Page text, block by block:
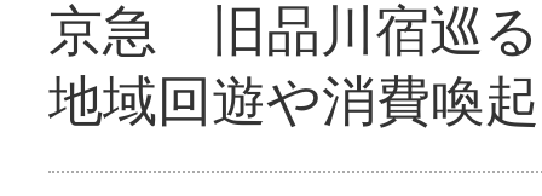
京急 旧品川宿巡
地域回遊や消費喚起